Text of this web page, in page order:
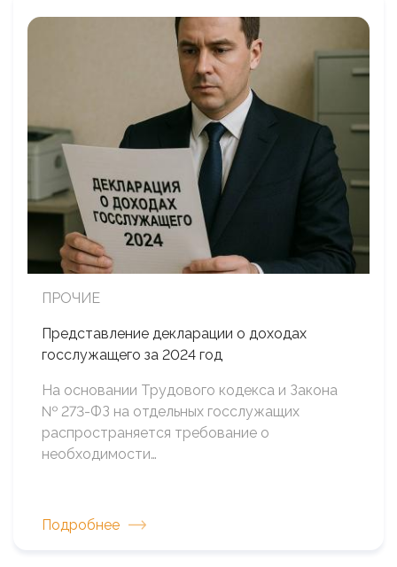
ПРОЧИЕ
Представление декларации о доходах
госслужащего за 2024 год
На основании Трудового кодекса и Закона
№ 273-ФЗ на отдельных госслужащих
распространяется требование о
необходимости…
Подробнее